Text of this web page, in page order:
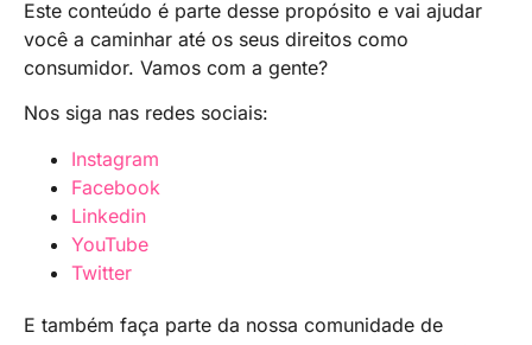
Este conteúdo é parte desse propósito e vai ajudar
você a caminhar até os seus direitos como
consumidor. Vamos com a gente?
Nos siga nas redes sociais:
Instagram
Facebook
Linkedin
YouTube
Twitter
E também faça parte da nossa comunidade de